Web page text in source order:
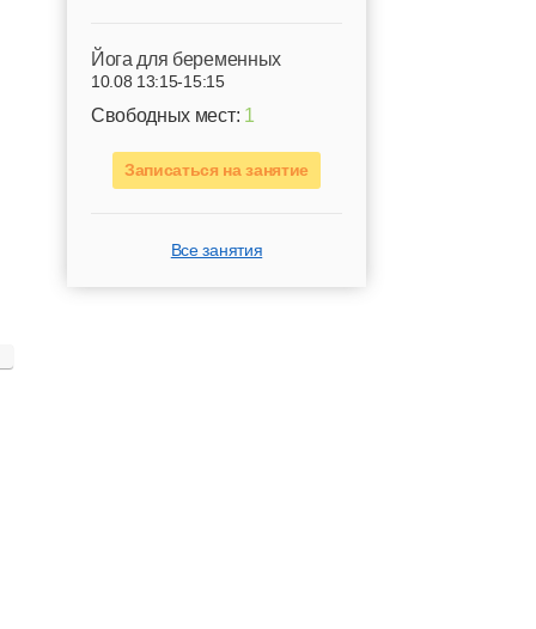
Йога для беременных
10.08 13:15-15:15
Свободных мест: 1
Записаться на занятие
Все занятия